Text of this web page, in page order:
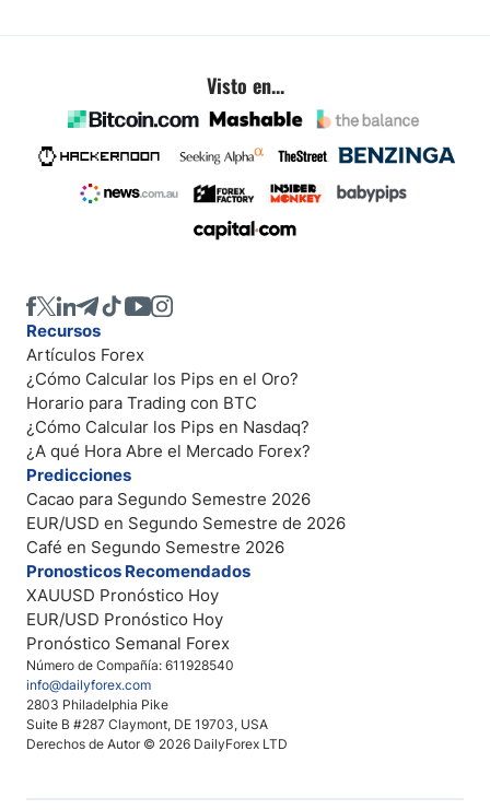
Visto en...
Número de Compañía: 611928540
info@dailyforex.com
2803 Philadelphia Pike
Suite B #287 Claymont, DE 19703, USA
Derechos de Autor © 2026 DailyForex LTD
Recursos
Artículos Forex
¿Cómo Calcular los Pips en el Oro?
Horario para Trading con BTC
¿Cómo Calcular los Pips en Nasdaq?
¿A qué Hora Abre el Mercado Forex?
Predicciones
Cacao para Segundo Semestre 2026
EUR/USD en Segundo Semestre de 2026
Café en Segundo Semestre 2026
Pronosticos Recomendados
XAUUSD Pronóstico Hoy
EUR/USD Pronóstico Hoy
Pronóstico Semanal Forex